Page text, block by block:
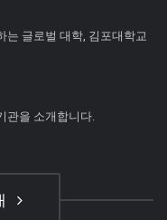
는 글로벌 대학, 김포대학교
관을 소개합니다.